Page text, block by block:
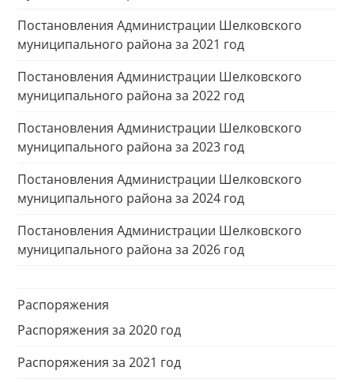
Постановления Администрации Шелковского
муниципального района за 2021 год
Постановления Администрации Шелковского
муниципального района за 2022 год
Постановления Администрации Шелковского
муниципального района за 2023 год
Постановления Администрации Шелковского
муниципального района за 2024 год
Постановления Администрации Шелковского
муниципального района за 2026 год
Распоряжения
Распоряжения за 2020 год
Распоряжения за 2021 год